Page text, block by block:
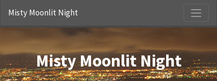
Misty Moonlit Night
Misty Moonlit Night